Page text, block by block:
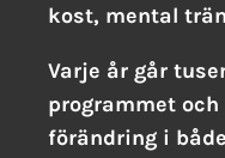
kost, mental
Varje år går
programmet
förändring i